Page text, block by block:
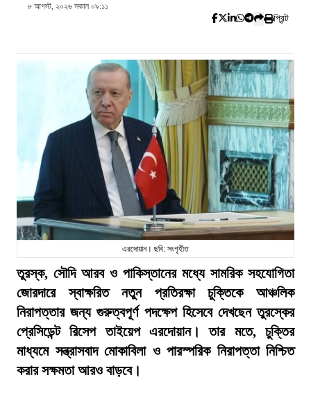
৮ আগস্ট, ২০২৬ সকাল ০৯:১১
প্রিন্ট
এরদোয়ান। ছবি: সংগৃহীত
তুরস্ক, সৌদি আরব ও পাকিস্তানের মধ্যে সামরিক সহযোগিতা
জোরদারে স্বাক্ষরিত নতুন প্রতিরক্ষা চুক্তিকে আঞ্চলিক
নিরাপত্তার জন্য গুরুত্বপূর্ণ পদক্ষেপ হিসেবে দেখছেন তুরস্কের
প্রেসিডেন্ট রিসেপ তাইয়েপ এরদোয়ান। তার মতে, চুক্তির
মাধ্যমে সন্ত্রাসবাদ মোকাবিলা ও পারস্পরিক নিরাপত্তা নিশ্চিত
করার সক্ষমতা আরও বাড়বে।